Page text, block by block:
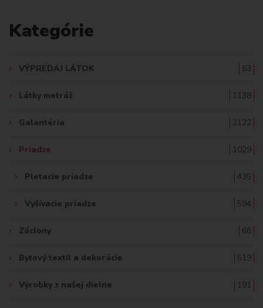
D
Kategórie
VÝPREDAJ LÁTOK 63
Látky metráž 1138
Galantéria 2122
Priadze 1029
Pletacie priadze 435
Vyšívacie priadze 594
Záclony 66
Bytový textil a dekorácie 519
Výrobky z našej dielne 191